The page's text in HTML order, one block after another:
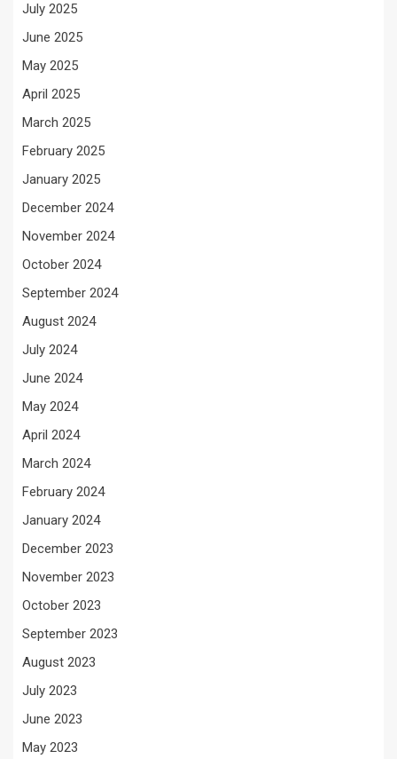
July 2025
June 2025
May 2025
April 2025
March 2025
February 2025
January 2025
December 2024
November 2024
October 2024
September 2024
August 2024
July 2024
June 2024
May 2024
April 2024
March 2024
February 2024
January 2024
December 2023
November 2023
October 2023
September 2023
August 2023
July 2023
June 2023
May 2023